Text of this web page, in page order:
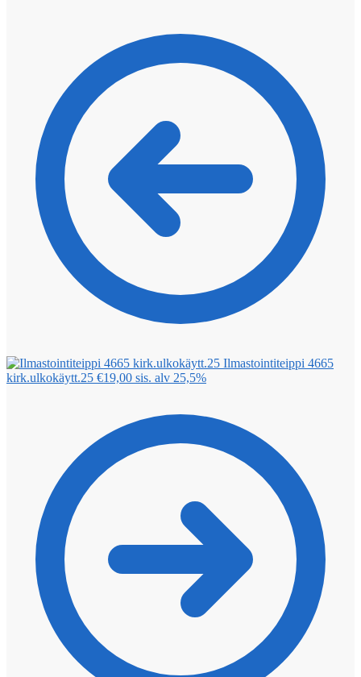
Ilmastointiteippi 4665
kirk.ulkokäytt.25 €19,00 sis. alv 25,5%